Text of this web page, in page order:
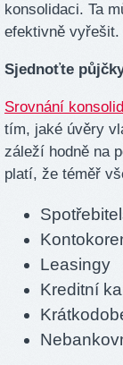
konsolidaci. Ta
efektivně vyřešit.
Sjednoťte
Srovnání
tím, jaké úvěry
záleží hodně na
platí, že téměř
Leasingy
Kreditní